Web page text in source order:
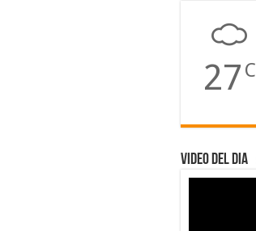
27 C
Video del dia